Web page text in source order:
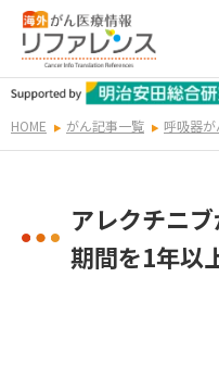
HOME がん記事一覧 呼吸器が
アレクチニ
期間を1年以